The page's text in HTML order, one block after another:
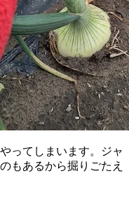
ってしまいます。ジャ
もあるから掘りごたえ